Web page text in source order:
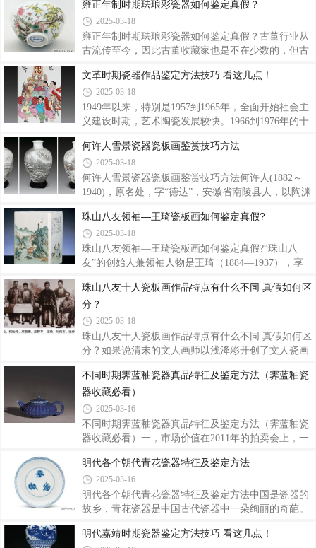
景德镇瓷器最终坐上第一把交椅的保证。元青花之所
以占据霸主地位，也是因为有景德镇白釉的出现。如
果没有优良的白釉，就不可能在上面画出那
重要家族收藏，传承有序。其中，清乾隆 珐琅彩题
诗“古月轩”花石锦鸡图碗竞争激烈。清乾隆 珐琅彩题
诗“古月轩”花石锦鸡图碗直径12.7cm在拍卖现场，此
标的从300万元起拍，而后直接加至888万元，现场竞
加佣金1150万元成交。此器为日本山中商会伦敦分公
司支店长（任职1903-1922年）富田熊作（1872-1953)
旧藏。碗侈口弧腹，下承圈足，外壁以
雍正年制时期珐琅彩瓷器如何鉴定真假？
2025-03-18
雍正年制时期珐琅彩瓷器如何鉴定真假？古董行业从
古流传至今，因此古董收藏家也是不在少数的，但古
行业已是一真难求，假货居多的现象了，但即使是这
样，也仍阻挡不了古董爱好者们前赴后继。因此今天
小编就来为大家讲解一下雍正时期的珐琅彩瓷器要怎
么鉴定，希望能为广大新手古董玩家们提供一些帮
熙后期，顶盛时为雍正期，至于原因吗，这还得归结
于雍正帝对珐琅彩瓷的重视，不仅会亲自个过问珐琅
彩瓷的烧造，而且会还会派专人负责督办，所以
文革时期瓷器作品鉴定方法技巧 看这几点！
2025-03-18
1949年以来，特别是1957到1965年，全面开始社会主
义建设时期，艺术陶瓷发展较快。1966到1976年的十
革”后期，陶瓷艺术创作开始复苏，但设计人员的作
品要经过“工农兵三结合小组”的严格把关审查，基本
以“八个样板戏”作为人物形象创作的模型，形成了概
念化的定制。这样，“文革”期间的陶瓷作品，就失去
就在这特殊的十年岁月里，出现了一些不可多得的具
有独特历史时代风格的“文革”陶瓷，很多反映“文
革”特色的作品，留下了鲜明的时代
何许人雪景瓷器瓷板画鉴赏技巧方法
2025-03-18
何许人雪景瓷器瓷板画鉴赏技巧方法何许人(1882～
1940)，原名处，字“德达”，安徽省南陵县人，以陶渊
何许人，景德镇“珠山八友”之一。何许人14岁从安徽
到景德镇入瓷庄学艺。初学青花，后学粉彩、浅绛彩
及青绿山水。他少时常以清初“四王”之作为模板，循
古人标准，摹前人画迹，更与景德镇的画瓷名家交友
眼界，寻求画技的进步，何许人在“师古人”的一起
也“师造化”，曾多次游历黄山、庐山等名山大川。后
来何许人研习以粉彩画雪景，逐步
珠山八友领袖—王琦瓷板画如何鉴定真假?
2025-03-18
珠山八友领袖—王琦瓷板画如何鉴定真假?“珠山八
友”的创始人兼领袖人物是王琦（1884—1937），享
氏与“珠山八友”之一的王大凡一起创始了瓷上人物彩
绘之先河，是“八友”中获得成就最高的一位，有“神乎
技矣”之赞誉。王琦1901年初到景德镇，以捏面人为
生，对人物造型才能颇有造诣，后向“珠山八友”之一
的邓碧珊学习肖像瓷画艺术。他的著作西洋画法和钱
画意陈旧朴拙。后学“扬州八怪”黄慎之人物画，写意
画面和草书题诗相配合，流通震颤，
珠山八友十人瓷板画作品特点有什么不同 真假如何区
分？
2025-03-18
珠山八友十人瓷板画作品特点有什么不同 真假如何区
分？如果说清末的文人画师以浅洚彩开创了文人瓷画
人瓷画演绎到几近极致的境界。清末民初的文人瓷画
大师将同为国粹的中国书画和陶瓷完美地结合在一
起，别开生面，意义非凡。在中华艺术宝库中，景德
镇陶瓷艺术犹如一颗璀璨的东方明珠，发出绚丽的光
芒，为古老的华夏文明争得无比的荣誉。千百年来，
逾显其艺术的辉煌，呈现她迷人的魅力和傲岸的身
价。珠山八友是中国瓷版画艺术集大成者、瓷艺泰
不同时期霁蓝釉瓷器真品特征及鉴定方法（霁蓝釉瓷
器收藏必看）
2025-03-16
不同时期霁蓝釉瓷器真品特征及鉴定方法（霁蓝釉瓷
器收藏必看）一，市场价值在2011年的拍卖会上，一
万的天价，乾隆朝的一只霁蓝描金折枝花卉双牺耳
尊，在某次拍卖会上成交价格接近900万，由此可见
清代霁蓝釉瓷器的魅力和价值，论年代久远，清朝的
霁蓝釉瓷器要在元明之后，为何能够一枝独秀？清雍
一下什么是霁蓝釉，如果说有藏友家里有特别深的蓝
明代各个朝代青花瓷器特征及鉴定方法
2025-03-16
明代各个朝代青花瓷器特征及鉴定方法中国是瓷器的
故乡，青花瓷器是中国古代瓷器中一朵绚丽的奇葩。
统水墨画的效果，给人以清新素雅的美感。自元代以
明代嘉靖时期瓷器鉴定方法技巧 看这几点！